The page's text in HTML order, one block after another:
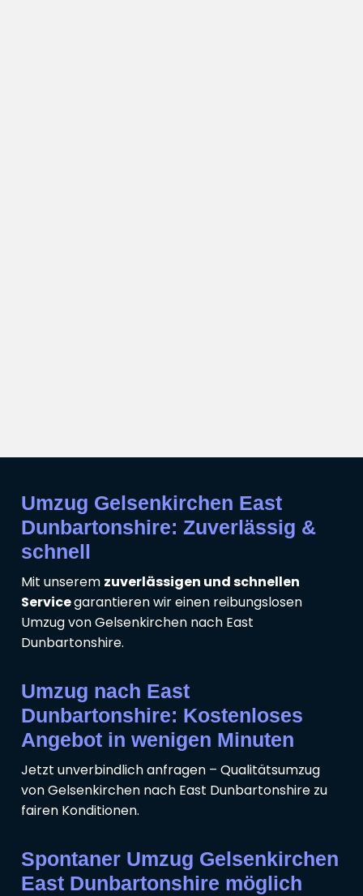
Umzug Gelsenkirchen East
Dunbartonshire: Zuverlässig &
schnell
Mit unserem zuverlässigen und schnellen
Servicegarantieren wir einen reibungslosen
Umzug von Gelsenkirchen nach East
Dunbartonshire.
Umzug nach East
Dunbartonshire: Kostenloses
Angebot in wenigen Minuten
Jetzt unverbindlich anfragen – Qualitätsumzug
von Gelsenkirchen nach East Dunbartonshire zu
fairen Konditionen.
Spontaner Umzug Gelsenkirchen
East Dunbartonshire möglich